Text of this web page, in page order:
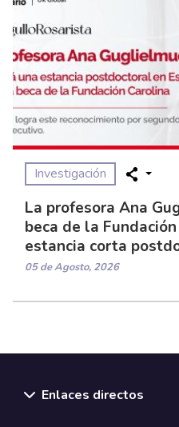
Investigación
La profesora Ana
beca de la
estancia corta
05 de Agosto, 2026
Enlaces directos